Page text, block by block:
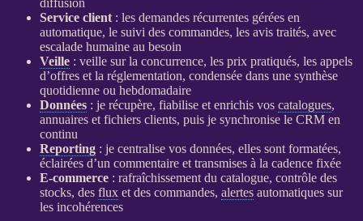
Service client: les demandes récurrentes gérées en
automatique, le suivi des commandes, les avis traités, avec
escalade humaine au besoin
Veille: veillesur la concurrence, les prix pratiqués, les appels
d’offres et la réglementation, condensée dans une synthèse
quotidienne ou hebdomadaire
Données: je récupère, fiabilise et enrichis vos catalogues,
annuaires et fichiers clients, puis je synchronise le CRMen
continu
Reporting: je centralise vos données, elles sont formatées,
éclairées d’un commentaire et transmises à la cadence fixée
E-commerce: rafraîchissement du catalogue, contrôle des
stocks, des fluxet des commandes, alertesautomatiques sur
les incohérences